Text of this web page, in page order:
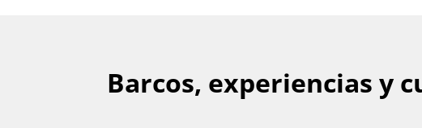
Barcos, experiencias y